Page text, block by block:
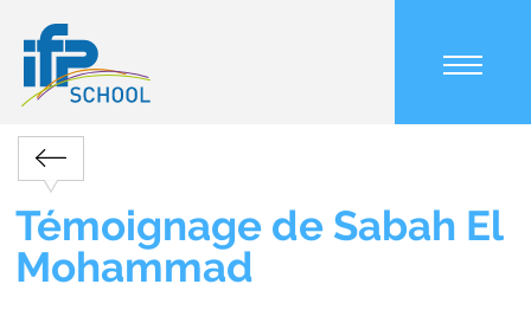
Main
navigation
mobile
Fil
d'Ariane
Retour
Témoignage de Sabah El
Mohammad